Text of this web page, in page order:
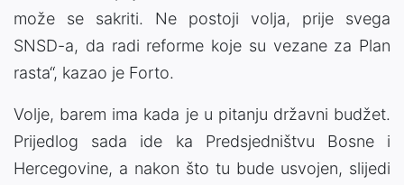
može se sakriti. Ne postoji volja, prije svega
SNSD-a, da radi reforme koje su vezane za Plan
rasta“, kazao je Forto.
Volje, barem ima kada je u pitanju državni budžet.
Prijedlog sada ide ka Predsjedništvu Bosne i
Hercegovine, a nakon što tu bude usvojen, slijedi